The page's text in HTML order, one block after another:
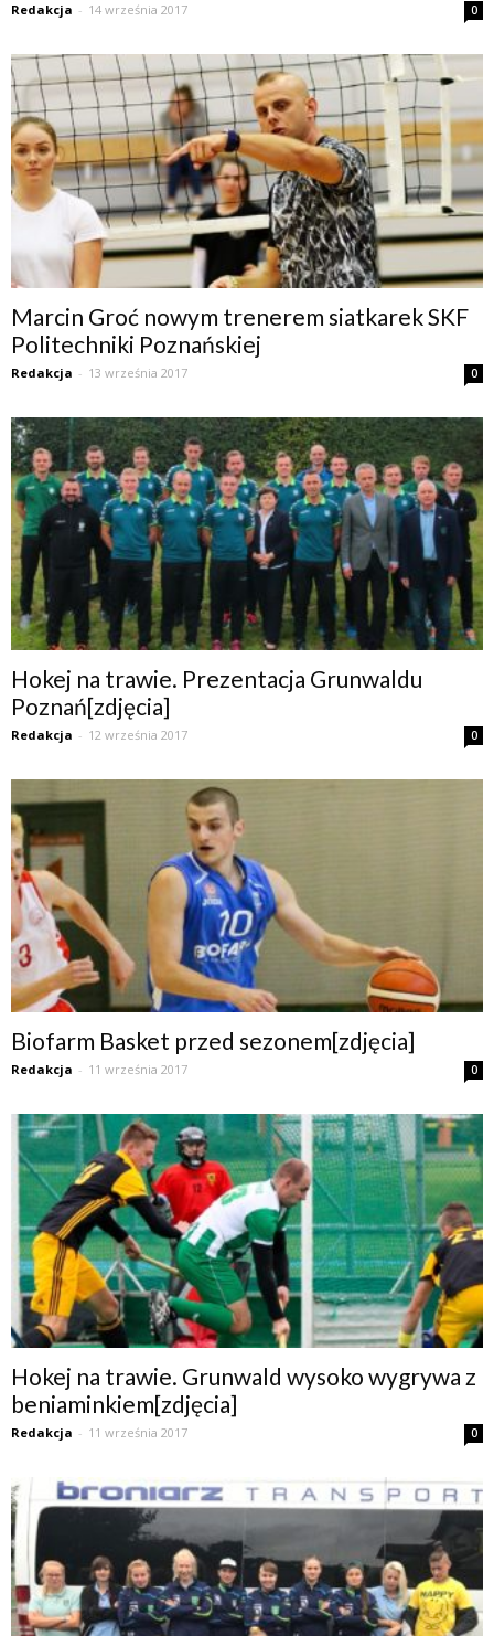
Redakcja - 14 września 2017 0
Marcin Groć nowym trenerem siatkarek SKF
Politechniki Poznańskiej
Redakcja - 13 września 2017 0
Hokej na trawie. Prezentacja Grunwaldu
Poznań[zdjęcia]
Redakcja - 12 września 2017 0
Biofarm Basket przed sezonem[zdjęcia]
Redakcja - 11 września 2017 0
Hokej na trawie. Grunwald wysoko wygrywa z
beniaminkiem[zdjęcia]
Redakcja - 11 września 2017 0